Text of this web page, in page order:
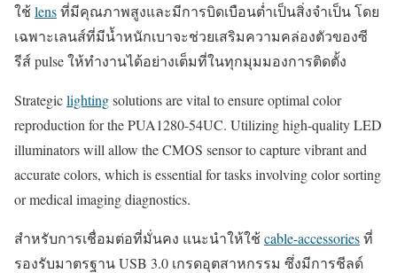
ใช้lensที่มีคุณภาพสูงและมีการบิดเบือนต่ำเป็นสิ่งจำเป็น โดย
เฉพาะเลนส์ที่มีน้ำหนักเบาจะช่วยเสริมความคล่องตัวของซี
รีส์ pulse ให้ทำงานได้อย่างเต็มที่ในทุกมุมมองการติดตั้ง
Strategiclightingsolutions are vital to ensure optimal color
reproduction for the PUA1280-54UC. Utilizing high-quality LED
illuminators will allow the CMOS sensor to capture vibrant and
accurate colors, which is essential for tasks involving color sorting
or medical imaging diagnostics.
สำหรับการเชื่อมต่อที่มั่นคง แนะนำให้ใช้cable-accessoriesที่
รองรับมาตรฐาน USB 3.0 เกรดอุตสาหกรรม ซึ่งมีการชีลด์